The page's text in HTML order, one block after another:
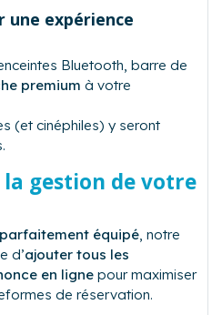
une expérience
Bluetooth, barre de
premium à votre
(et cinéphiles) y seront
gestion de votre
équipé, notre
d’ajouter tous les
en ligne pour maximiser
de réservation.